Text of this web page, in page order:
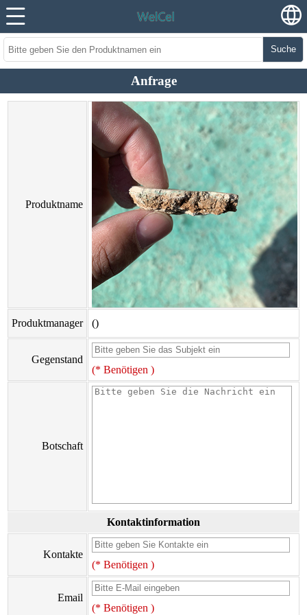
Suche
Anfrage
Produktname
Produktmanager ()
Gegenstand
(* Benötigen )
Botschaft
Kontaktinformation
Kontakte
(* Benötigen )
Email
(* Benötigen )